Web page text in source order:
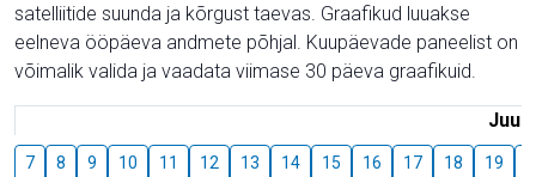
satelliitide suunda ja kõrgust taevas. Graafikud luuakse
eelneva ööpäeva andmete põhjal. Kuupäevade paneelist on
võimalik valida ja vaadata viimase 30 päeva graafikuid.
Juuli
7 8 9 10 11 12 13 14 15 16 17 18 19